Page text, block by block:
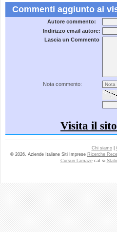
Commenti aggiunto ai
Autore commento:
Indirizzo email autore:
Lascia un Commento
Nota commento:
Visita il sito
Chi siamo|
© 2026. Aziende Italiane Siti Imprese Ricerche
Cursuri Lamazecat si